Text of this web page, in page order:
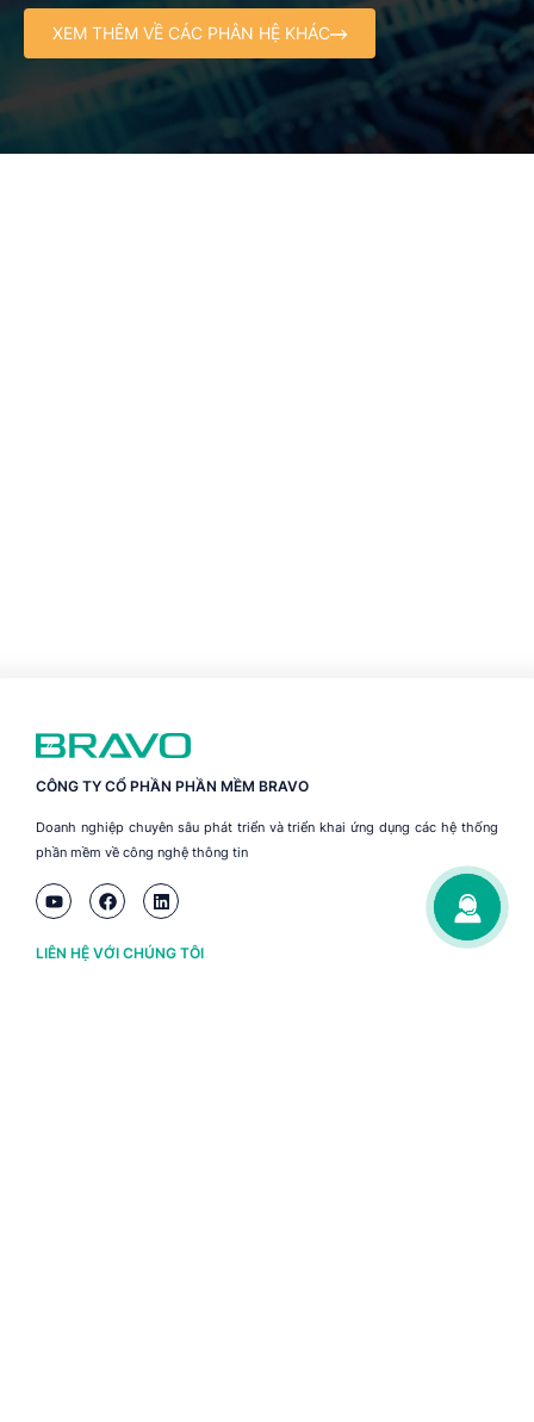
XEM THÊM VỀ CÁC PHÂN HỆ KHÁC
CÔNG TY CỔ PHẦN PHẦN MỀM BRAVO
Doanh nghiệp chuyên sâu phát triển và triển khai ứng dụng các hệ thống
phần mềm về công nghệ thông tin
LIÊN HỆ VỚI CHÚNG TÔI